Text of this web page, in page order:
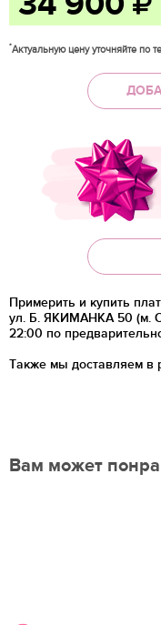
*Актуальную цену уточняйте по
Примерить и купить
ул. Б. ЯКИМАНКА 50 (м.
22:00 по
Также мы доставляем в
Вам может